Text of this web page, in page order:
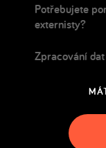
Potřebujete
externisty?
Zpracování dat